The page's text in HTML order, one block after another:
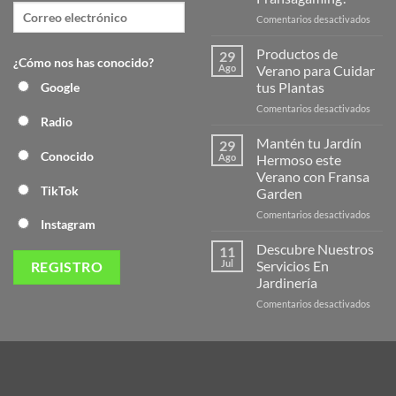
¿Cómo nos has conocido?
Google
Radio
Conocido
TikTok
Instagram
Comentarios desactivados
Página
29
Ago
Productos de
Verano para Cuidar
tus Plantas
Comentarios desactivados
29
Ago
Mantén tu Jardín
Hermoso este
Verano con Fransa
Garden
Comentarios desactivados
Jardín
11
Jul
Descubre Nuestros
Servicios En
Jardinería
Comentarios desactivados